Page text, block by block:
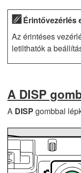
Érintővezérlés
Az érintéses
letilthatók a
A DISP
A DISP gombbal